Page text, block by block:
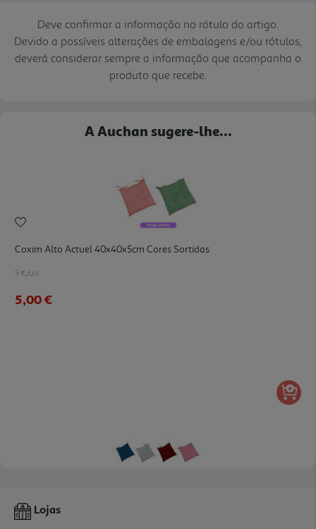
Deve confirmar a informação no rótulo do artigo.
Devido a possíveis alterações de embalagens e/ou rótulos,
deverá considerar sempre a informação que acompanha o
produto que recebe.
A Auchan sugere-lhe...
Coxim Alto Actuel 40x40x5cm Cores Sortidas
5 €/un
5,00 €
Coxim Alto Actuel Balou So 40x40x5cm Cores Sortidas
Lojas